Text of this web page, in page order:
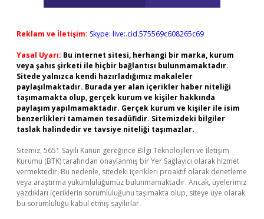
Reklam ve İletişim: Skype: live:.cid.575569c608265c69
Yasal Uyarı: Bu internet sitesi, herhangi bir marka, kurum
veya şahıs şirketi ile hiçbir bağlantısı bulunmamaktadır.
Sitede yalnızca kendi hazırladığımız makaleler
paylaşılmaktadır. Burada yer alan içerikler haber niteliği
taşımamakta olup, gerçek kurum ve kişiler hakkında
paylaşım yapılmamaktadır. Gerçek kurum ve kişiler ile isim
benzerlikleri tamamen tesadüfidir. Sitemizdeki bilgiler
taslak halindedir ve tavsiye niteliği taşımazlar.
Sitemiz, 5651 Sayılı Kanun gereğince Bilgi Teknolojileri ve İletişim
Kurumu (BTK) tarafından onaylanmış bir Yer Sağlayıcı olarak hizmet
vermektedir. Bu nedenle, sitedeki içerikleri proaktif olarak denetleme
veya araştırma yükümlülüğümüz bulunmamaktadır. Ancak, üyelerimiz
yazdıkları içeriklerin sorumluluğunu taşımakta olup, siteye üye olarak
bu sorumluluğu kabul etmiş sayılırlar.